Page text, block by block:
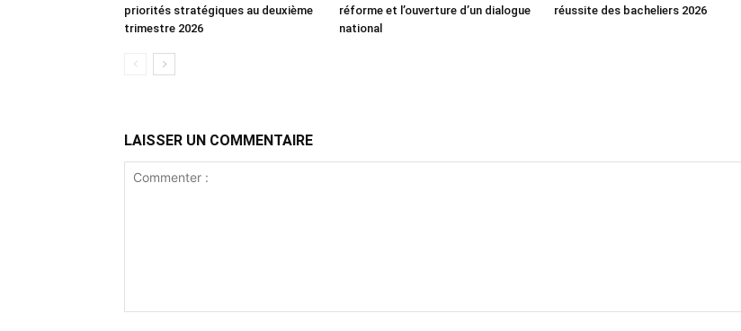
priorités stratégiques au deuxième
trimestre 2026
réforme et l’ouverture d’un dialogue
national
réussite des bacheliers 2026
LAISSER UN COMMENTAIRE